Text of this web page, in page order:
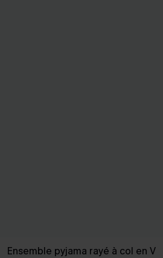
Ensemble pyjama rayé à col en V